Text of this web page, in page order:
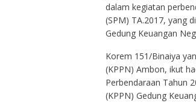
dalam kegiatan
(SPM) TA.2017, yang
Gedung Keuangan
Korem 151/Binaiya
(KPPN) Ambon, ikut
Perbendaraan Tahun
(KPPN) Gedung